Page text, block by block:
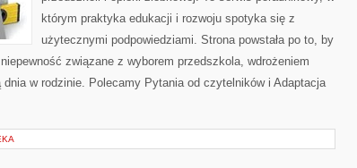
którym praktyka edukacji i rozwoju spotyka się z
użytecznymi podpowiedziami. Strona powstała po to, by
związane z wyborem przedszkola, wdrożeniem
w rodzinie. Polecamy Pytania od czytelników i Adaptacja